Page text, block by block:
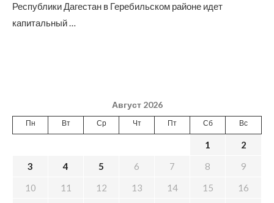
Республики Дагестан в Геребильском районе идет
капитальный …
Август 2026
Пн Вт Ср Чт Пт Сб Вс
1
2
3
4 5 6 7 8
9
10
11 12 13 14 15
16